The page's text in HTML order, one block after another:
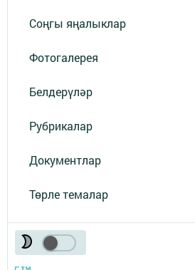
Соңгы яңалыклар
Фотогалерея
Белдерүләр
Рубрикалар
Документлар
Төрле темалар